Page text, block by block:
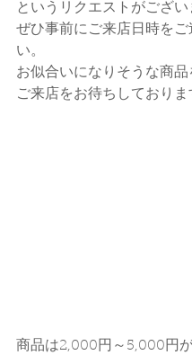
というリクエストがござい
ぜひ事前にご来店日時をご
い。
お似合いになりそうな商品
ご来店をお待ちしておりま
商品は2,000円～5,000円が